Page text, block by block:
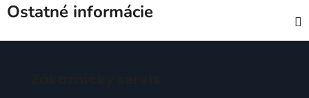
Ostatné informácie